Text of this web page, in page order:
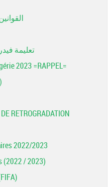
تعليمة
2023 =RAPPEL=
RETROGRADATION
2022/2023
(2022 / 2023)